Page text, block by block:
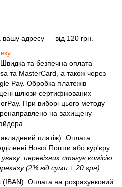
адресу — від 120 грн.
...
та безпечна оплата
та MasterCard, а також через
Pay. Обробка платежів
шлюзи сертифікованих
При виборі цього методу
на захищену
платіж): Оплата
Нової Пошти або кур'єру
перевізник стягує комісію
(2% від суми + 20 грн).
(IBAN): Оплата на розрахунковий